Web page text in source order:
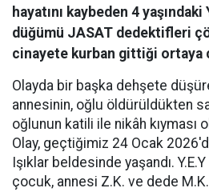
hayatını kaybeden 4
düğümü JASAT dedektifleri
cinayete kurban gittiği ortaya
Olayda bir başka dehşete
annesinin, oğlu öldürüldükten
oğlunun katili ile nikâh kıyması
Olay, geçtiğimiz 24 Ocak
Işıklar beldesinde yaşandı.
çocuk, annesi Z.K. ve dede